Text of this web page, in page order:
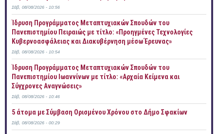
Σάβ, 08/08/2026 - 10:56
Ίδρυση Προγράμματος Μεταπτυχιακών Σπουδών του
Πανεπιστημίου Πειραιώς με τίτλο: «Προηγμένες Τεχνολογίες
Κυβερνοασφάλειας και Διακυβέρνηση μέσω Έρευνας»
Σάβ, 08/08/2026 - 10:54
Ίδρυση Προγράμματος Μεταπτυχιακών Σπουδών του
Πανεπιστημίου Ιωαννίνων με τίτλο: «Αρχαία Κείμενα και
Σύγχρονες Αναγνώσεις»
Σάβ, 08/08/2026 - 10:46
5 άτομα με Σύμβαση Ορισμένου Χρόνου στο Δήμο Σφακίων
Σάβ, 08/08/2026 - 00:29